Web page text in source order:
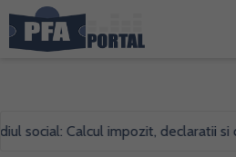
Calcul impozit, declaratii si